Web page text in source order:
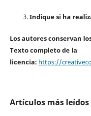
Indique si ha
Los autores conservan
Texto completo de la
licencia: https://
Artículos más